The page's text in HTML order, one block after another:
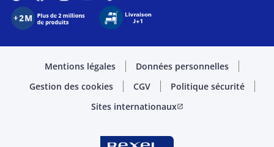
Mentions légales
Données personnelles
Gestion des cookies
CGV
Politique sécurité
Sites internationauxopen_in_new